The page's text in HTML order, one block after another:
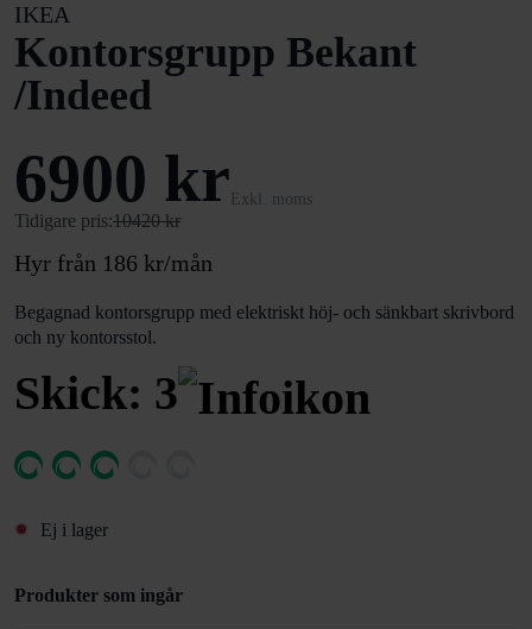
IKEA
Kontorsgrupp Bekant
/Indeed
6900 kr Exkl. moms
Tidigare pris:10420 kr
Hyr från 186 kr/mån
Begagnad kontorsgrupp med elektriskt höj- och sänkbart skrivbord
och ny kontorsstol.
Skick: 3
Ej i lager
Produkter som ingår